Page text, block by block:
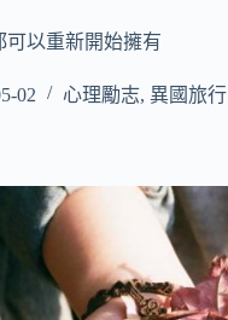
可以重新開始擁有
02 心理勵志, 異國旅行